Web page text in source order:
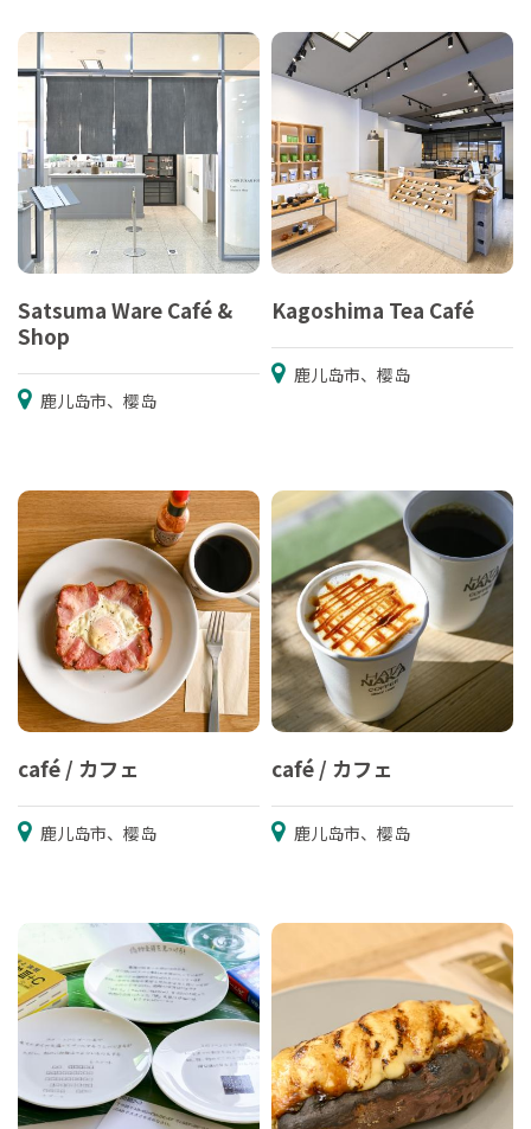
Satsuma Ware Café &
Shop
鹿儿岛市、樱岛
Kagoshima Tea Café
鹿儿岛市、樱岛
café / カフェ
鹿儿岛市、樱岛
café / カフェ
鹿儿岛市、樱岛